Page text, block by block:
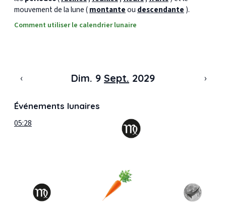
mouvement de la lune (montanteou descendante ).
Comment utiliser le calendrier lunaire
‹ Dim. 9 Sept. 2029 ›
Événements lunaires
05:28